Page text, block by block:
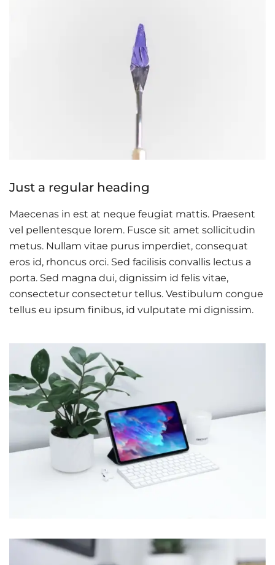
Just a regular heading
Maecenas in est at neque feugiat mattis. Praesent
vel pellentesque lorem. Fusce sit amet sollicitudin
metus. Nullam vitae purus imperdiet, consequat
eros id, rhoncus orci. Sed facilisis convallis lectus a
porta. Sed magna dui, dignissim id felis vitae,
consectetur consectetur tellus. Vestibulum congue
tellus eu ipsum finibus, id vulputate mi dignissim.